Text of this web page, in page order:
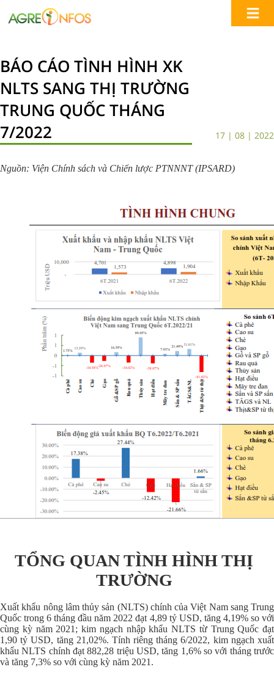
BÁO CÁO TÌNH HÌNH XK
NLTS SANG THỊ TRƯỜNG
TRUNG QUỐC THÁNG
7/2022
17 | 08 | 2022
Nguồn: Viện Chính sách và Chiến lược PTNNNT (IPSARD)
TỔNG QUAN TÌNH HÌNH THỊ
TRƯỜNG
Xuất khẩu nông lâm thủy sản (NLTS) chính của Việt Nam sang Trung
Quốc trong 6 tháng đầu năm 2022 đạt 4,89 tỷ USD, tăng 4,19% so với
cùng kỳ năm 2021; kim ngạch nhập khẩu NLTS từ Trung Quốc đạt
1,90 tỷ USD, tăng 21,02%. Tính riêng tháng 6/2022, kim ngạch xuất
khẩu NLTS chính đạt 882,28 triệu USD, tăng 1,6% so với tháng trước
và tăng 7,3% so với cùng kỳ năm 2021.